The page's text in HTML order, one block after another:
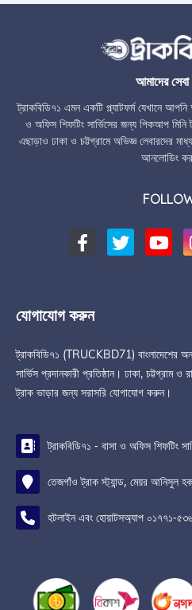
আমাদের সেবা
ট্রাকবিডি৭১ এমন একটি প্ল্যাটফর্ম যেখানে
ও অফিস শিফটিং সার্ভিসের জন্য পিকআপ মিনি
এছাড়াও ঢাকা ও চট্টগ্রামে অভিজ্ঞ লেবারদের
আনলোডিং
যোগাযোগ করুন
ট্রাকবিডি৭১ (TRUCKBD71) বাংলাদেশের
সার্ভিস প্রদানকারী প্রতিষ্ঠান। ঢাকা, চট্টগ্রাম
ট্রাক ভাড়ার জন্য সরাসরি যোগাযোগ করুন।
ট্রাকবিডি৭১ - বাসা ও অফিস শিফটিং
তেজগাঁও ট্রাক স্ট্যান্ড, মেয়র আনিসুল
হটলাইন এবং হোয়াটসঅ্যাপ ০১৭৭১-